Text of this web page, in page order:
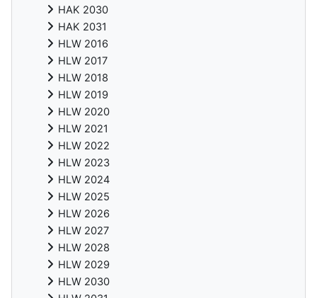
HAK 2030
HAK 2031
HLW 2016
HLW 2017
HLW 2018
HLW 2019
HLW 2020
HLW 2021
HLW 2022
HLW 2023
HLW 2024
HLW 2025
HLW 2026
HLW 2027
HLW 2028
HLW 2029
HLW 2030